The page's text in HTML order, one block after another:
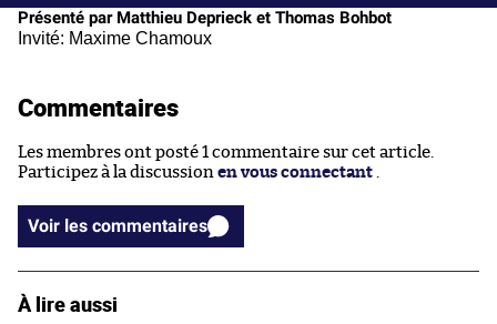
Présenté par Matthieu Deprieck et Thomas Bohbot
Invité: Maxime Chamoux
Commentaires
Les membres ont posté 1 commentaire sur cet article.
Participez à la discussion en vous connectant .
Voir les commentaires
À lire aussi